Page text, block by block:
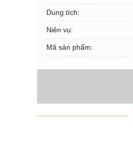
Dung tích:
Niên vụ:
Mã sản phẩm: